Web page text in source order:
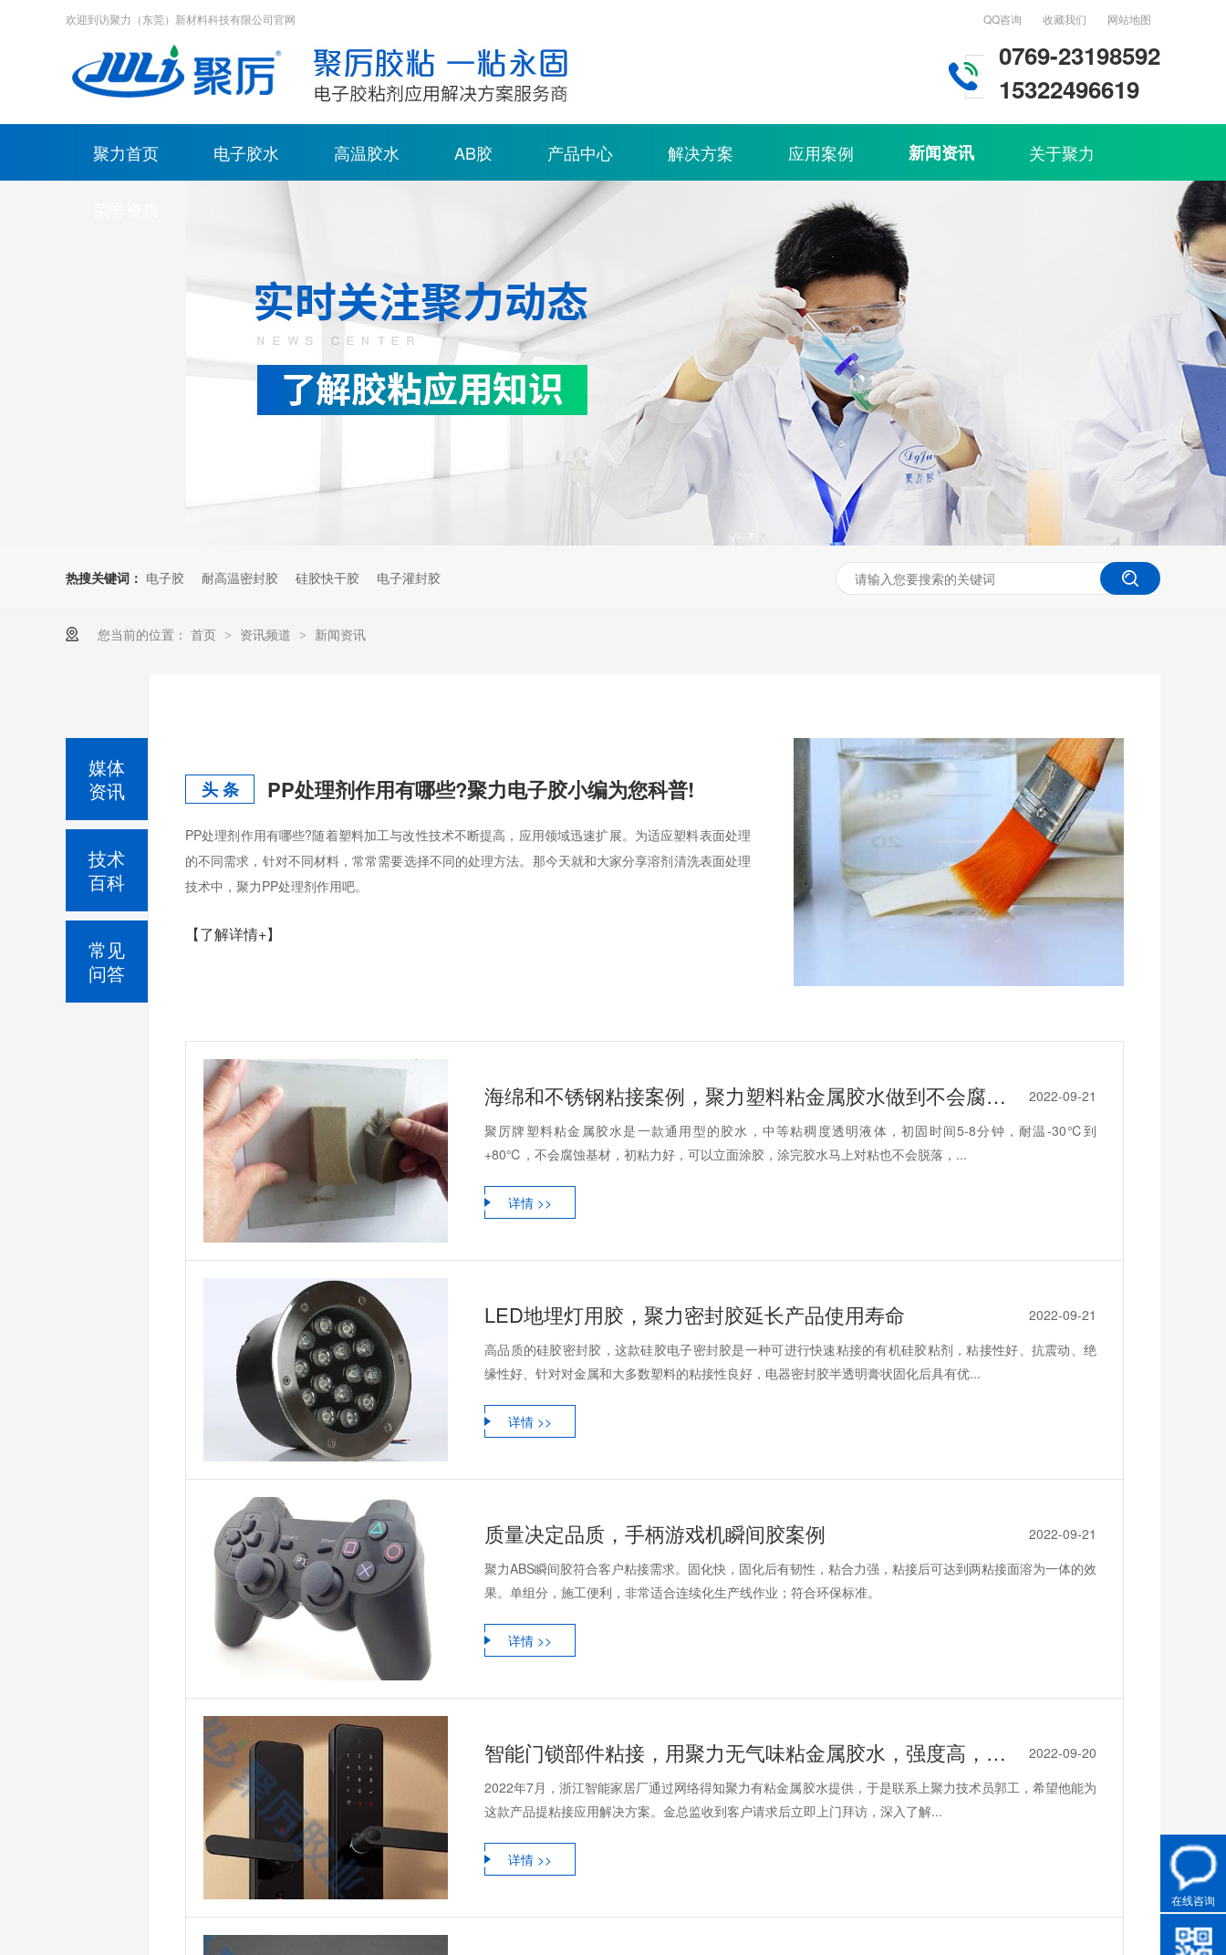
QQ咨询 收藏我们 网站地图
欢迎到访聚力（东莞）新材料科技有限公司官网
0769-23198592
15322496619
聚力首页 电子胶水 高温胶水 AB胶 产品中心 解决方案 应用案例 新闻资讯 关于聚力
热搜关键词： 电子胶 耐高温密封胶 硅胶快干胶 电子灌封胶
您当前的位置： 首页 > 资讯频道 > 新闻资讯
头 条 PP处理剂作用有哪些?聚力电子胶小编为您科普!
PP处理剂作用有哪些?随着塑料加工与改性技术不断提高，应用领域迅速扩展。为适应塑料表面处理
的不同需求，针对不同材料，常常需要选择不同的处理方法。那今天就和大家分享溶剂清洗表面处理
技术中，聚力PP处理剂作用吧。
【了解详情+】
2022-09-21
海绵和不锈钢粘接案例，聚力塑料粘金属胶水做到不会腐蚀粘接力好
聚厉牌塑料粘金属胶水是一款通用型的胶水，中等粘稠度透明液体，初固时间5-8分钟，耐温-30℃到
+80℃，不会腐蚀基材，初粘力好，可以立面涂胶，涂完胶水马上对粘也不会脱落，...
详情 >>
2022-09-21
LED地埋灯用胶，聚力密封胶延长产品使用寿命
高品质的硅胶密封胶，这款硅胶电子密封胶是一种可进行快速粘接的有机硅胶粘剂，粘接性好、抗震动、绝
缘性好、针对对金属和大多数塑料的粘接性良好，电器密封胶半透明膏状固化后具有优...
详情 >>
2022-09-21
质量决定品质，手柄游戏机瞬间胶案例
聚力ABS瞬间胶符合客户粘接需求。固化快，固化后有韧性，粘合力强，粘接后可达到两粘接面溶为一体的效
果。单组分，施工便利，非常适合连续化生产线作业；符合环保标准。
详情 >>
2022-09-20
智能门锁部件粘接，用聚力无气味粘金属胶水，强度高，抗敲打
2022年7月，浙江智能家居厂通过网络得知聚力有粘金属胶水提供，于是联系上聚力技术员郭工，希望他能为
这款产品提粘接应用解决方案。金总监收到客户请求后立即上门拜访，深入了解...
详情 >>
媒体
资讯
技术
百科
常见
问答
在线咨询